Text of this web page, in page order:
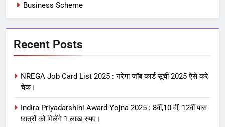
Business Scheme
Recent Posts
NREGA Job Card List 2025 : नरेगा जॉब कार्ड सूची 2025 ऐसे करे
चेक।
Indira Priyadarshini Award Yojna 2025 : 8वीं,10 वीं, 12वीं पास
छात्रों को मिलेंगे 1 लाख रुपए।